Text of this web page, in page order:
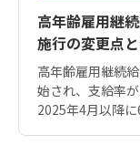
高年齢雇用継
施行の変更点
高年齢雇用継続
始され、支給率
2025年4月以降